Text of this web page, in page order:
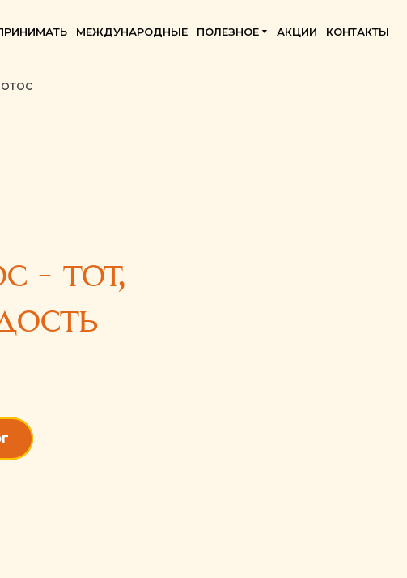
МЕЖДУНАРОДНЫЕ ПОЛЕЗНОЕ АКЦИИ КОНТАКТЫ
- тот,